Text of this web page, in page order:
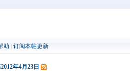
助 |订阅本帖更新
年4月23日